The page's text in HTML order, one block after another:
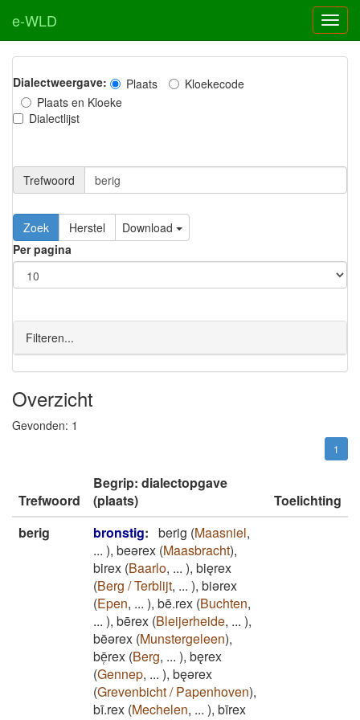
e-WLD
Dialectweergave: Plaats
Kloekecode
Plaats en Kloeke
Dialectlijst
Trefwoord
Download
Per pagina
Filteren...
Overzicht
Gevonden: 1
1
Trefwoord
Begrip: dialectopgave
(plaats)
Toelichting
berig
bronstig: berig (Maasniel,
... ), beǝrex (Maasbracht),
birex (Baarlo, ... ), bięrex
(Berg / Terblijt, ... ), biǝrex
(Epen, ... ), bē.rex (Buchten,
... ), bērex (Bleijerheide, ... ),
bēǝrex (Munstergeleen),
bē̜rex (Berg, ... ), bęrex
(Gennep, ... ), bęǝrex
(Grevenbicht / Papenhoven),
bī.rex (Mechelen, ... ), bīrex